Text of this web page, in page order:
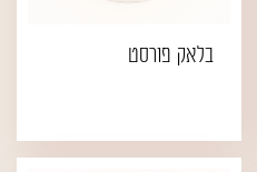
בלאק פורסט